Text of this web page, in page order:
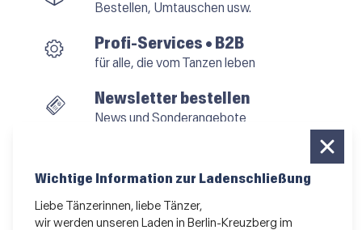
Bestellen, Umtauschen usw.
Profi-Services • B2B
für alle, die vom Tanzen leben
Newsletter bestellen
News und Sonderangebote
AGB•Impressum• Datenschutz
Wichtige Information zur Ladenschließung
Liebe Tänzerinnen, liebe Tänzer,
wir werden unseren Laden in Berlin-Kreuzberg im